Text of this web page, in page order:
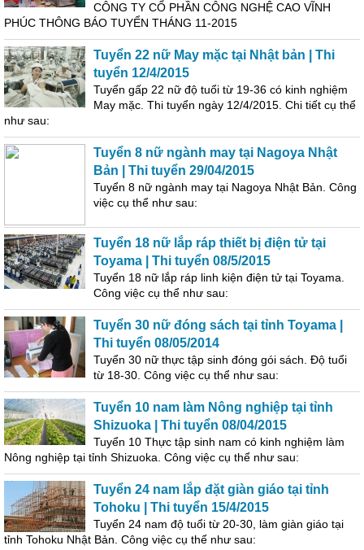
CÔNG TY CỔ PHẦN CÔNG NGHỆ CAO VĨNH
PHÚC THÔNG BÁO TUYỂN THÁNG 11-2015
Tuyển 22 nữ May mặc tại Nhật bản | Thi
tuyển 12/4/2015
Tuyển gấp 22 nữ độ tuổi từ 19-36 có kinh nghiệm
May mặc. Thi tuyển ngày 12/4/2015. Chi tiết cụ thể
như sau:
Tuyển 8 nữ ngành may tại Nagoya Nhật
Bản | Thi tuyển 29/04/2015
Tuyển 8 nữ ngành may tại Nagoya Nhật Bản. Công
việc cụ thể như sau:
Tuyển 18 nữ lắp ráp thiết bị điện tử tại
Toyama | Thi tuyển 08/5/2015
Tuyển 18 nữ lắp ráp linh kiện điện tử tại Toyama.
Công việc cụ thể như sau:
Tuyển 30 nữ đóng sách tại tỉnh Toyama |
Thi tuyển 08/05/2014
Tuyển 30 nữ thực tập sinh đóng gói sách. Độ tuổi
từ 18-30. Công việc cụ thể như sau:
Tuyển 10 nam làm Nông nghiệp tại tỉnh
Shizuoka | Thi tuyển 08/04/2015
Tuyển 10 Thực tập sinh nam có kinh nghiệm làm
Nông nghiệp tại tỉnh Shizuoka. Công việc cụ thể như sau:
Tuyển 24 nam lắp đặt giàn giáo tại tỉnh
Tohoku | Thi tuyển 15/4/2015
Tuyển 24 nam độ tuổi từ 20-30, làm giàn giáo tại
tỉnh Tohoku Nhật Bản. Công việc cụ thể như sau: